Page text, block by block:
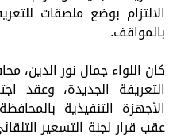
الالتزام بوضع ملصقات
بالمواقف.
كان اللواء جمال نور الدين،
التعريفة الجديدة، وعقد
الأجهزة التنفيذية
عقب قرار لجنة التسعير